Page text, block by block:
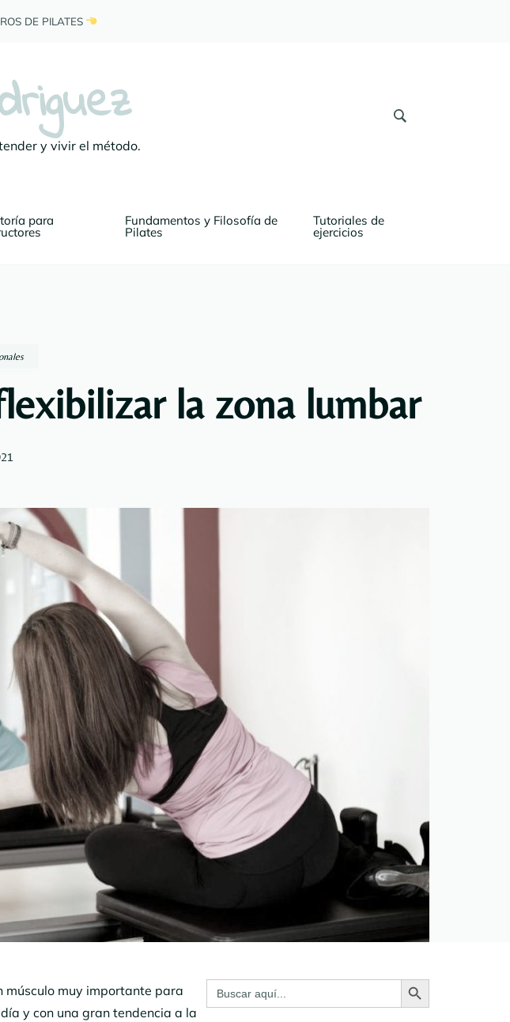
DE PILATES
y vivir el método.
para Fundamentos y Filosofía de
Pilates
Tutoriales de
ejercicios
la zona lumbar
músculo muy importante para
y con una gran tendencia a la
Buscar: Botón de búsqueda